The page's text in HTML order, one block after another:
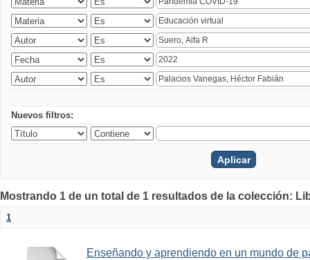
Nuevos filtros:
Mostrando 1 de un total de 1 resultados de la colección:
1
Enseñando y aprendiendo en un mundo de